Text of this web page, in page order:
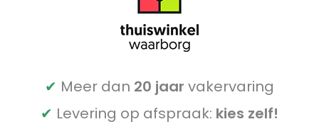
✔ Meer dan 20 jaar vakervaring
✔ Levering op afspraak: kies zelf!